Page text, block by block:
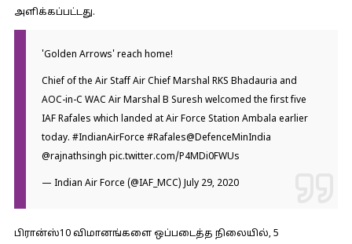
அளிக்கப்பட்டது.
'Golden Arrows' reach home!
Chief of the Air Staff Air Chief Marshal RKS Bhadauria and
AOC-in-C WAC Air Marshal B Suresh welcomed the first five
IAF Rafales which landed at Air Force Station Ambala earlier
today. #IndianAirForce #Rafales@DefenceMinIndia
@rajnathsingh pic.twitter.com/P4MDi0FWUs
— Indian Air Force (@IAF_MCC) July 29, 2020
பிரான்ஸ்10 விமானங்களை ஒப்படைத்த நிலையில், 5